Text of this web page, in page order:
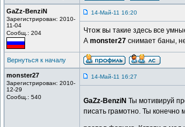
GaZz-BenziN
Зарегистрирован: 2010-
11-04
Сообщ.: 204
14-Май-11 16:20
Чтож вы такие здесь все
А monster27 снимает баны,
Вернуться к началу
monster27
Зарегистрирован: 2010-
12-29
Сообщ.: 540
14-Май-11 16:27
GaZz-BenziN Ты мотивируй
писать грамотно. Ты